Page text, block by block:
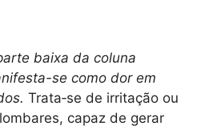
baixa da coluna
se como dor em
Trata‑se de irritação ou
capaz de gerar